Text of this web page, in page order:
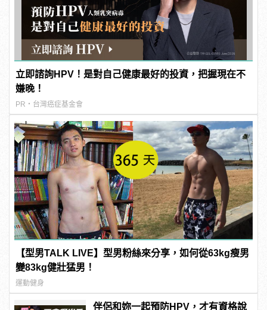
立即諮詢HPV！是對自己健康最好的投資，把握現在不
嫌晚！
PR・台灣癌症基金會
【型男TALK LIVE】型男粉絲來分享，如何從63kg瘦男
變83kg健壯猛男！
運動健身
伴侶和妳一起預防HPV，才有資格說